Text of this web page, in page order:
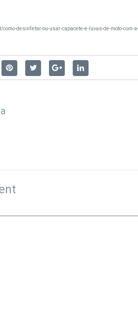
desinfetar-ou-usar-capacete-e-luvas-de-moto-com-